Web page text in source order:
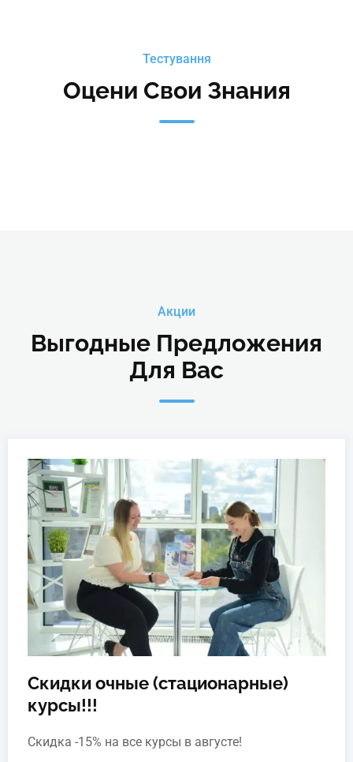
Тестування
Оцени Свои Знания
Акции
Выгодные Предложения
Для Вас
Скидки очные (стационарные)
курсы!!!
Скидка -15% на все курсы в августе!